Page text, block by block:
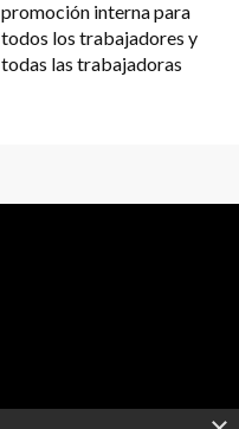
promoción interna para
todos los trabajadores y
todas las trabajadoras